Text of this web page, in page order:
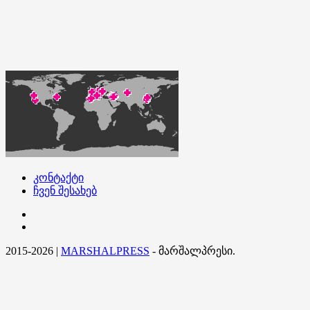
კონტაქტი
ჩვენ შესახებ
2015-2026 | MARSHALPRESS - მარშალპრესი.